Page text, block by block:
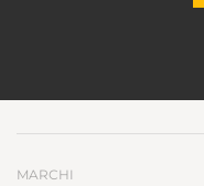
MARCHI